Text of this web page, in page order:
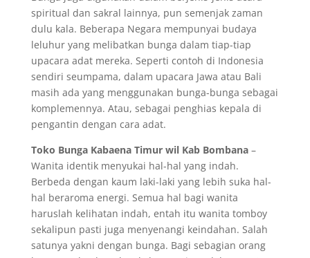
spiritual dan sakral lainnya, pun semenjak zaman
dulu kala. Beberapa Negara mempunyai budaya
leluhur yang melibatkan bunga dalam tiap-tiap
upacara adat mereka. Seperti contoh di Indonesia
sendiri seumpama, dalam upacara Jawa atau Bali
masih ada yang menggunakan bunga-bunga sebagai
komplemennya. Atau, sebagai penghias kepala di
pengantin dengan cara adat.
Toko Bunga Kabaena Timur wil Kab Bombana–
Wanita identik menyukai hal-hal yang indah.
Berbeda dengan kaum laki-laki yang lebih suka hal-
hal beraroma energi. Semua hal bagi wanita
haruslah kelihatan indah, entah itu wanita tomboy
sekalipun pasti juga menyenangi keindahan. Salah
satunya yakni dengan bunga. Bagi sebagian orang